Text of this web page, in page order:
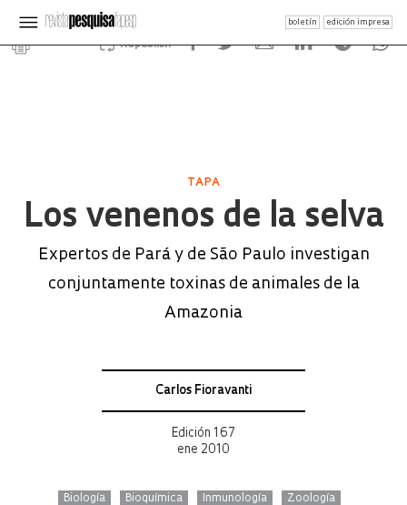
boletín edición impresa
Republish
TAPA
Los venenos de la selva
Expertos de Pará y de São Paulo investigan
conjuntamente toxinas de animales de la
Amazonia
Carlos Fioravanti
Edición 167
ene 2010
Biología Bioquímica Inmunología Zoología